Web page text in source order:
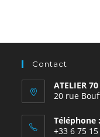
Contact
ATELIER
20 rue
Téléphone :
+33 6 75